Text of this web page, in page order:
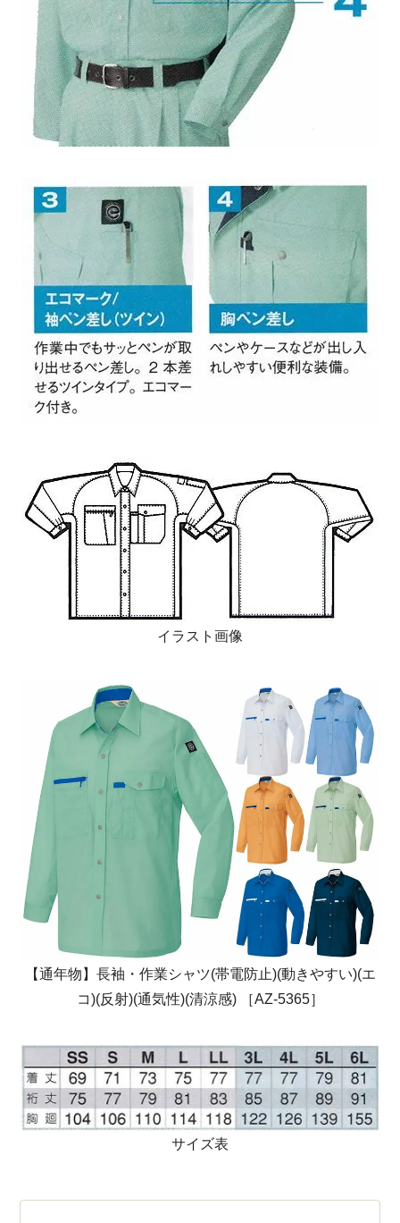
イラスト画像
【通年物】長袖・作業シャツ(帯電防止)(動きやすい)(エ
コ)(反射)(通気性)(清涼感) ［AZ-5365］
サイズ表